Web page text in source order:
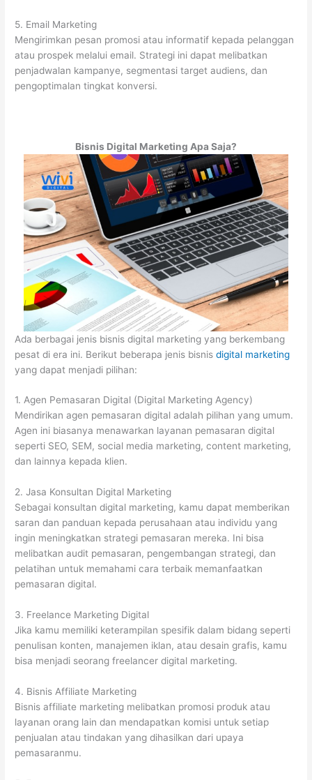
5. Email Marketing
Mengirimkan pesan promosi atau informatif kepada pelanggan
atau prospek melalui email. Strategi ini dapat melibatkan
penjadwalan kampanye, segmentasi target audiens, dan
pengoptimalan tingkat konversi.
Bisnis Digital Marketing Apa Saja?
Ada berbagai jenis bisnis digital marketing yang berkembang
pesat di era ini. Berikut beberapa jenis bisnisdigital marketing
yang dapat menjadi pilihan:
1. Agen Pemasaran Digital (Digital Marketing Agency)
Mendirikan agen pemasaran digital adalah pilihan yang umum.
Agen ini biasanya menawarkan layanan pemasaran digital
seperti SEO, SEM, social media marketing, content marketing,
dan lainnya kepada klien.
2. Jasa Konsultan Digital Marketing
Sebagai konsultan digital marketing, kamu dapat memberikan
saran dan panduan kepada perusahaan atau individu yang
ingin meningkatkan strategi pemasaran mereka. Ini bisa
melibatkan audit pemasaran, pengembangan strategi, dan
pelatihan untuk memahami cara terbaik memanfaatkan
pemasaran digital.
3. Freelance Marketing Digital
Jika kamu memiliki keterampilan spesifik dalam bidang seperti
penulisan konten, manajemen iklan, atau desain grafis, kamu
bisa menjadi seorang freelancer digital marketing.
4. Bisnis Affiliate Marketing
Bisnis affiliate marketing melibatkan promosi produk atau
layanan orang lain dan mendapatkan komisi untuk setiap
penjualan atau tindakan yang dihasilkan dari upaya
pemasaranmu.